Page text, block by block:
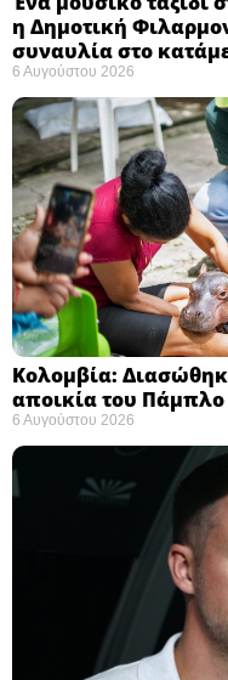
η Δημοτική
συναυλία στο
6 Αυγούστου 2026
Κολομβία:
αποικία του
6 Αυγούστου 2026